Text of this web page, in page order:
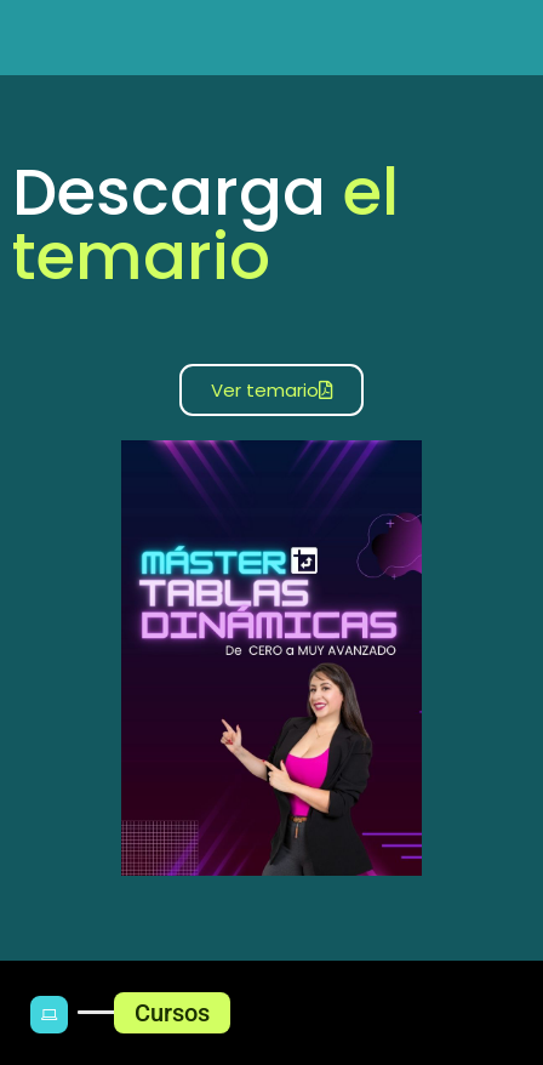
Descarga el
temario
Ver temario
Cursos